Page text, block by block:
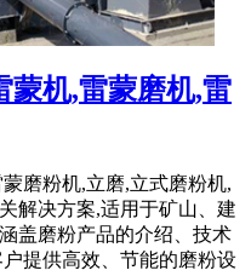
蒙机,雷蒙磨机,雷
磨粉机,立磨,立式磨粉机,
解决方案,适用于矿山、建
盖磨粉产品的介绍、技术
提供高效、节能的磨粉设